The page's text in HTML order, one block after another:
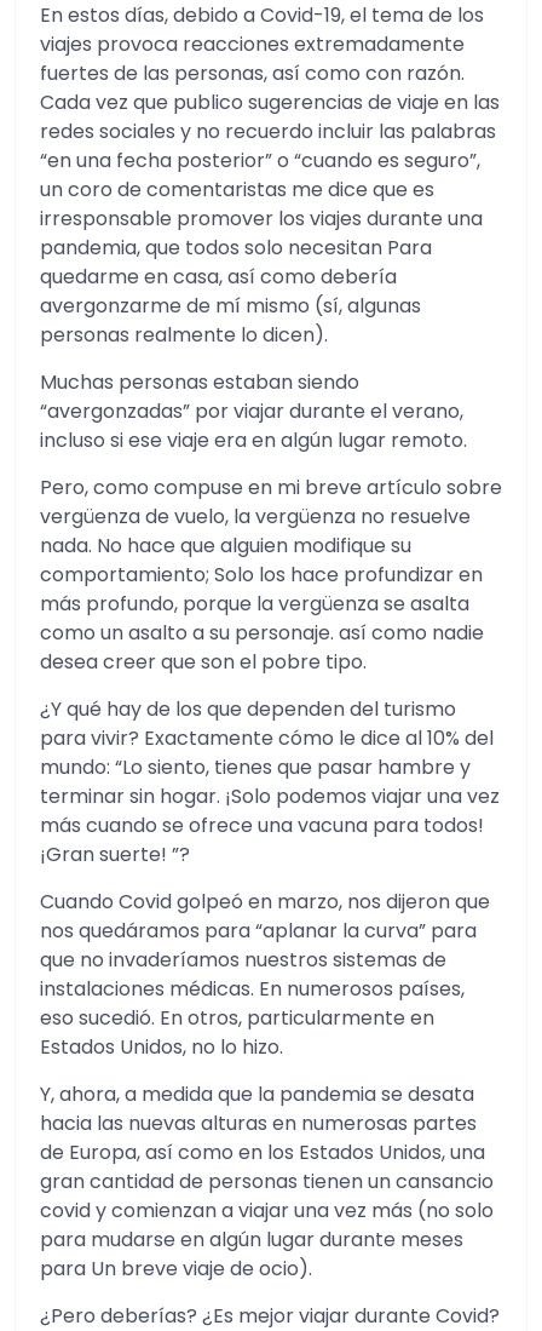
En estos días, debido a Covid-19, el tema de los
viajes provoca reacciones extremadamente
fuertes de las personas, así como con razón.
Cada vez que publico sugerencias de viaje en las
redes sociales y no recuerdo incluir las palabras
“en una fecha posterior” o “cuando es seguro”,
un coro de comentaristas me dice que es
irresponsable promover los viajes durante una
pandemia, que todos solo necesitan Para
quedarme en casa, así como debería
avergonzarme de mí mismo (sí, algunas
personas realmente lo dicen).
Muchas personas estaban siendo
“avergonzadas” por viajar durante el verano,
incluso si ese viaje era en algún lugar remoto.
Pero, como compuse en mi breve artículo sobre
vergüenza de vuelo, la vergüenza no resuelve
nada. No hace que alguien modifique su
comportamiento; Solo los hace profundizar en
más profundo, porque la vergüenza se asalta
como un asalto a su personaje. así como nadie
desea creer que son el pobre tipo.
¿Y qué hay de los que dependen del turismo
para vivir? Exactamente cómo le dice al 10% del
mundo: “Lo siento, tienes que pasar hambre y
terminar sin hogar. ¡Solo podemos viajar una vez
más cuando se ofrece una vacuna para todos!
¡Gran suerte! ”?
Cuando Covid golpeó en marzo, nos dijeron que
nos quedáramos para “aplanar la curva” para
que no invaderíamos nuestros sistemas de
instalaciones médicas. En numerosos países,
eso sucedió. En otros, particularmente en
Estados Unidos, no lo hizo.
Y, ahora, a medida que la pandemia se desata
hacia las nuevas alturas en numerosas partes
de Europa, así como en los Estados Unidos, una
gran cantidad de personas tienen un cansancio
covid y comienzan a viajar una vez más (no solo
para mudarse en algún lugar durante meses
para Un breve viaje de ocio).
¿Pero deberías? ¿Es mejor viajar durante Covid?